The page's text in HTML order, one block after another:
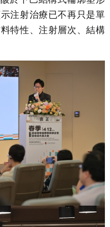
注射治療已不再只是單
特性、注射層次、結構